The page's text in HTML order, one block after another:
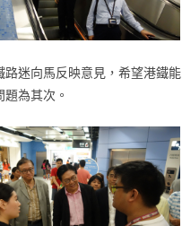
迷向馬反映意見，希望港鐵能
為其次。